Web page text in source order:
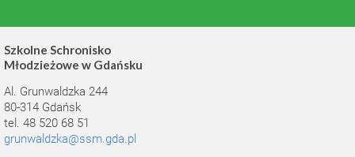
Szkolne Schronisko
Młodzieżowe w Gdańsku
Al. Grunwaldzka 244
80-314 Gdańsk
tel. 48 520 68 51
grunwaldzka@ssm.gda.pl